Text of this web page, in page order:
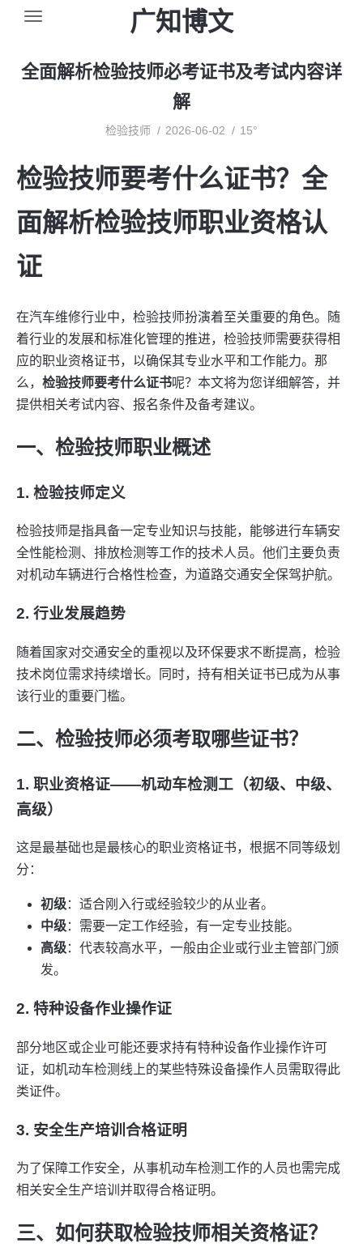
广知博文
全面解析检验技师必考证书及考试内容详
解
检验技师 2026-06-02 15°
检验技师要考什么证书？全
面解析检验技师职业资格认
证
在汽车维修行业中，检验技师扮演着至关重要的角色。随
着行业的发展和标准化管理的推进，检验技师需要获得相
应的职业资格证书，以确保其专业水平和工作能力。那
么， 检验技师要考什么证书呢？本文将为您详细解答，并
提供相关考试内容、报名条件及备考建议。
一、检验技师职业概述
1. 检验技师定义
检验技师是指具备一定专业知识与技能，能够进行车辆安
全性能检测、排放检测等工作的技术人员。他们主要负责
对机动车辆进行合格性检查，为道路交通安全保驾护航。
2. 行业发展趋势
随着国家对交通安全的重视以及环保要求不断提高，检验
技术岗位需求持续增长。同时，持有相关证书已成为从事
该行业的重要门槛。
二、检验技师必须考取哪些证书？
1. 职业资格证——机动车检测工（初级、中级、
高级）
这是最基础也是最核心的职业资格证书，根据不同等级划
分：
初级：适合刚入行或经验较少的从业者。
中级：需要一定工作经验，有一定专业技能。
高级：代表较高水平，一般由企业或行业主管部门颁
发。
2. 特种设备作业操作证
部分地区或企业可能还要求持有特种设备作业操作许可
证，如机动车检测线上的某些特殊设备操作人员需取得此
类证件。
3. 安全生产培训合格证明
为了保障工作安全，从事机动车检测工作的人员也需完成
相关安全生产培训并取得合格证明。
三、如何获取检验技师相关资格证？